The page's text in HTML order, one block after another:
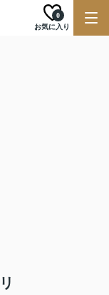
お気に入り
0